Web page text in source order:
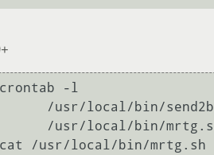
-l
local/bin/
/usr/local/bin/
cat /usr/local/bin/mrtg.sh